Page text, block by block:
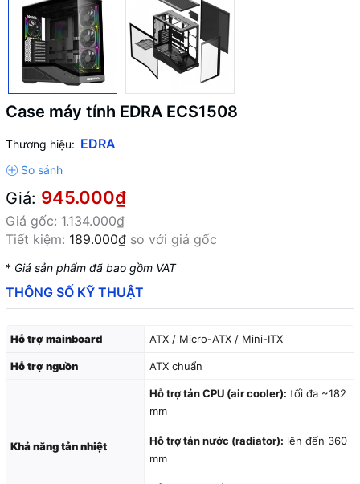
Case máy tính EDRA ECS1508
Thương hiệu: EDRA
Giá: 945.000₫
Giá gốc: 1.134.000₫
Tiết kiệm: 189.000₫ so với giá gốc
* Giá sản phẩm đã bao gồm VAT
THÔNG SỐ KỸ THUẬT
Hỗ trợ mainboard ATX / Micro-ATX / Mini-ITX
Hỗ trợ nguồn ATX chuẩn
Khả năng tản nhiệt
Hỗ trợ tản CPU (air cooler): tối đa ~182
mm
Hỗ trợ tản nước (radiator): lên đến 360
mm